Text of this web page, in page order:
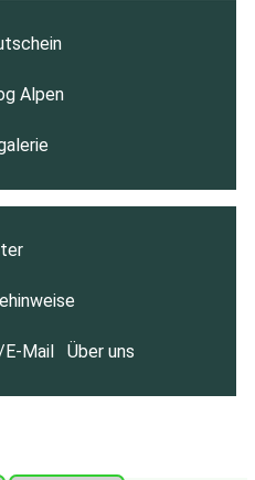
Alpen
Mail Über uns